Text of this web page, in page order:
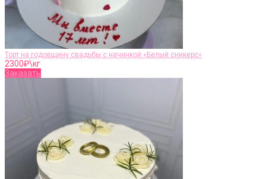
Торт на годовщину свадьбы с начинкой «Белый сникерс»
2300₽\кг
Заказать